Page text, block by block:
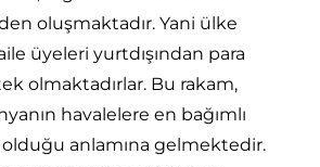
oluşmaktadır. Yani ülke
üyeleri yurtdışından para
olmaktadırlar. Bu rakam,
havalelere en bağımlı
anlamına gelmektedir.